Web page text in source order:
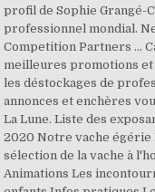
profil de Sophie Grangé-
professionnel mondial.
Competition Partners ...
meilleures promotions
les déstockages de
annonces et enchères
La Lune. Liste des
2020 Notre vache égérie
sélection de la vache à
Animations Les